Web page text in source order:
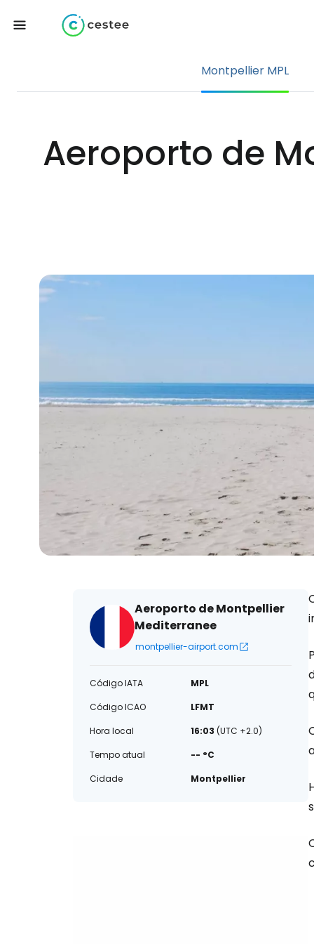
Montpellier MPL
Aeroporto de
Aeroporto de Montpellier
Mediterranee
montpellier-airport.com
Código IATA
MPL
Código ICAO
LFMT
Hora local
16:03 (UTC +2.0)
Tempo atual
-- °C
Cidade
Montpellier